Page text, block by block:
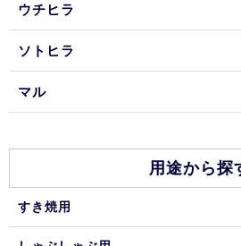
ウチヒラ
ソトヒラ
マル
用途から探
すき焼用